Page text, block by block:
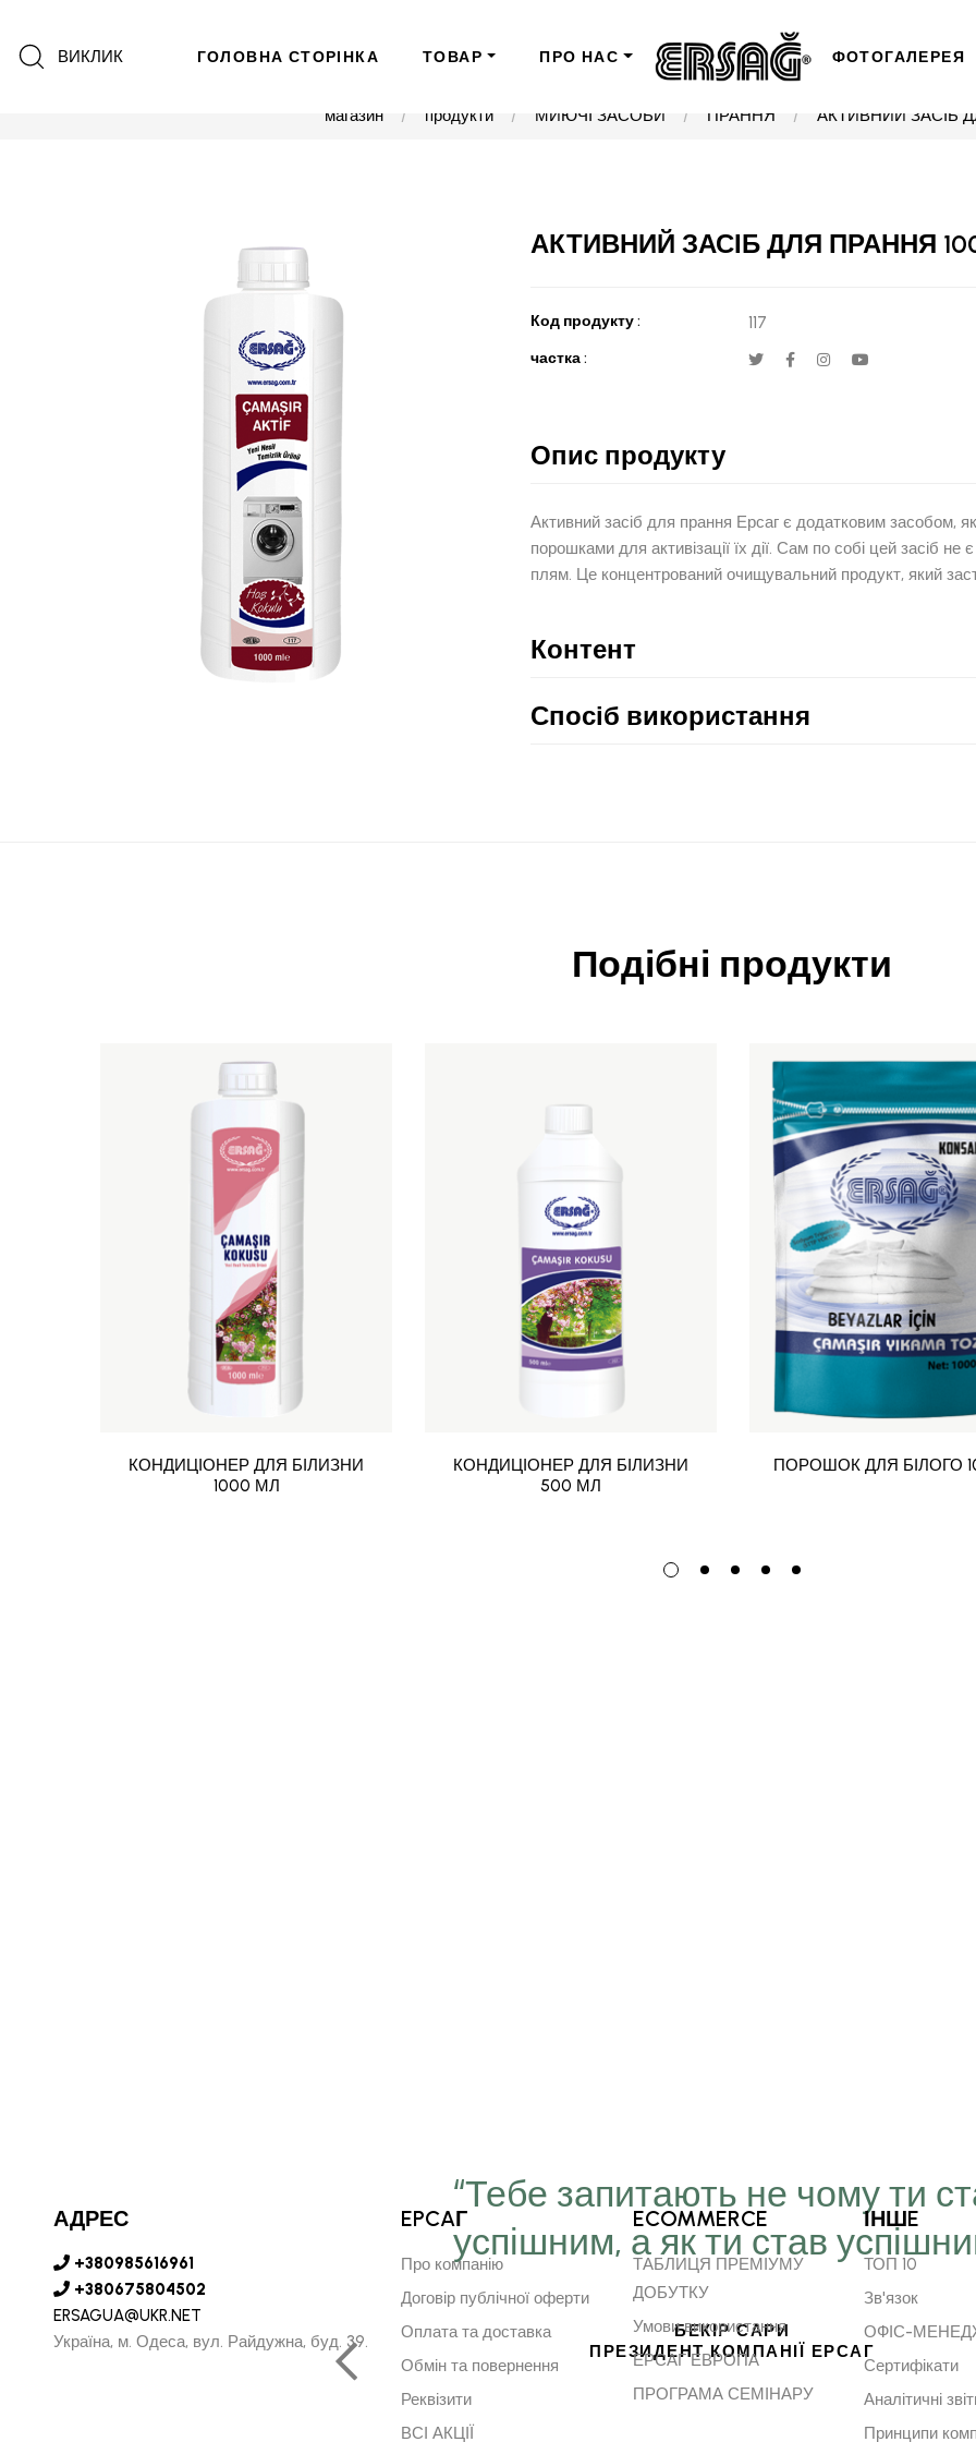
ВИКЛИК ГОЛОВНА СТОРІНКА ТОВАР ПРО НАС ФОТОГАЛЕРЕЯ
магазин продукти МИЮЧІ ЗАСОБИ ПРАННЯ АКТИВНИЙ ЗАСІБ
АКТИВНИЙ ЗАСІБ ДЛЯ ПРАННЯ
Код продукту : 117
частка :
Опис продукту
Активний засіб для прання Ерсаг є додатковим засобом,
порошками для активізації їх дії. Сам по собі цей засіб
плям. Це концентрований очищувальний продукт, який
Контент
Спосіб використання
Подібні продукти
КОНДИЦІОНЕР ДЛЯ БІЛИЗНИ
1000 МЛ
КОНДИЦІОНЕР ДЛЯ БІЛИЗНИ
500 МЛ
ПОРОШОК ДЛЯ БІЛОГО
в далечину та
за ним"
“Тебе запитають не чому ти
успішним, а як ти став
БЕКІР САРИ
ПРЕЗИДЕНТ КОМПАНІЇ ЕРСАГ
АДРЕС
+380985616961
+380675804502
ERSAGUA@UKR.NET
Україна, м. Одеса, вул. Райдужна, буд. 39.
EPCAГ
Про компанію
Договір публічної оферти
Оплата та доставка
Обмін та повернення
Реквізити
ВСІ АКЦІЇ
ECOMMERCE
ТАБЛИЦЯ ПРЕМІУМУ
ДОБУТКУ
Умови використання
ЕРСАГ ЕВРОПА
ПРОГРАМА СЕМІНАРУ
ІНШE
ТОП 10
Зв'язок
ОФІС-
Сертифікати
Аналітичні
Принципи